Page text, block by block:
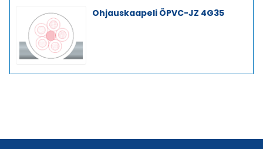
Ohjauskaapeli ÖPVC-JZ 4G35